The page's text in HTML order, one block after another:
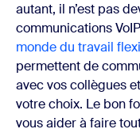
autant, il n’est pas
communications
monde du travail
permettent de
avec vos collègues
votre choix. Le bon
vous aider à faire